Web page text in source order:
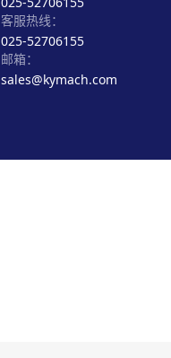
客服热线：
025-52706155
邮箱：
sales@kymach.com